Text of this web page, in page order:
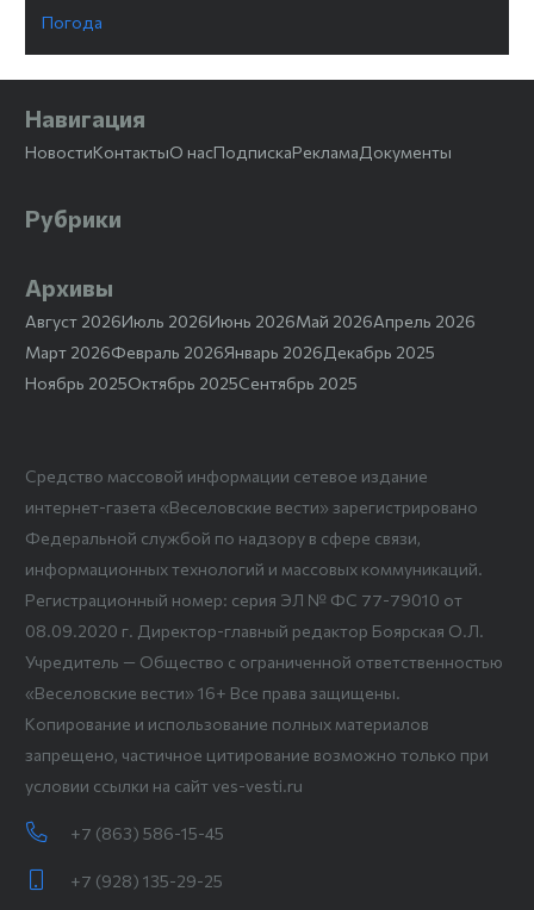
Погода
Навигация
НовостиКонтактыО насПодпискаРекламаДокументы
Рубрики
Архивы
Август 2026Июль 2026Июнь 2026Май 2026Апрель 2026
Март 2026Февраль 2026Январь 2026Декабрь 2025
Ноябрь 2025Октябрь 2025Сентябрь 2025
Средство массовой информации сетевое издание
интернет-газета «Веселовские вести» зарегистрировано
Федеральной службой по надзору в сфере связи,
информационных технологий и массовых коммуникаций.
Регистрационный номер: серия ЭЛ № ФС 77-79010 от
08.09.2020 г. Директор-главный редактор Боярская О.Л.
Учредитель — Общество с ограниченной ответственностью
«Веселовские вести» 16+ Все права защищены.
Копирование и использование полных материалов
запрещено, частичное цитирование возможно только при
условии ссылки на сайт ves-vesti.ru
+7 (863) 586-15-45
+7 (928) 135-29-25